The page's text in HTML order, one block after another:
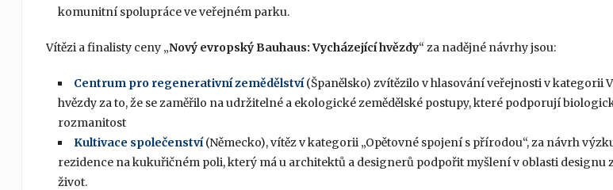
komunitní spolupráce ve veřejném parku.
Vítězi a finalisty ceny „Nový evropský Bauhaus: Vycházející hvězdy“ za nadějné návrhy jsou:
Centrum pro regenerativní zemědělství(Španělsko) zvítězilo v hlasování veřejnosti v kategorii
hvězdy za to, že se zaměřilo na udržitelné a ekologické zemědělské postupy, které podporují
rozmanitost
Kultivace společenství(Německo), vítěz v kategorii „Opětovné spojení s přírodou“, za návrh
rezidence na kukuřičném poli, který má u architektů a designerů podpořit myšlení v oblasti designu
život.